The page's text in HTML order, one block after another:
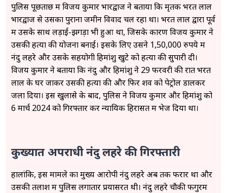
पुलिस पूछताछ में विजय कुमार भारद्वाज ने बताया कि मृतक भरत लाल
भारद्वाज से उसका पुराना जमीन विवाद चल रहा था। भरत लाल द्वारा पूर्व
में उसके साथ लड़ाई-झगड़ा भी हुआ था, जिसके कारण विजय कुमार ने
उसकी हत्या की योजना बनाई। इसके लिए उसने 1,50,000 रुपये में
नंदु लहरे और उसके सहयोगी हिमांशु खुटे को हत्या की सुपारी दी।
विजय कुमार ने बताया कि नंदु और हिमांशु ने 29 फरवरी की रात भरत
लाल के घर जाकर उसकी हत्या की और फिर शव को पेट्रोल डालकर
जला दिया। इस खुलासे के बाद, पुलिस ने विजय कुमार और हिमांशु को
6 मार्च 2024 को गिरफ्तार कर न्यायिक हिरासत में भेज दिया था।
कुख्यात अपराधी नंदु लहरे की गिरफ्तारी
हालांकि, इस मामले का मुख्य आरोपी नंदु लहरे अब तक फरार था और
उसकी तलाश में पुलिस लगातार प्रयासरत थी। नंदु लहरे चौकी फगुरम